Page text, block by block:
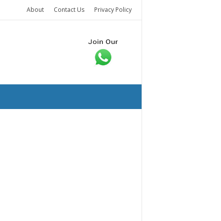
About Contact Us Privacy Policy